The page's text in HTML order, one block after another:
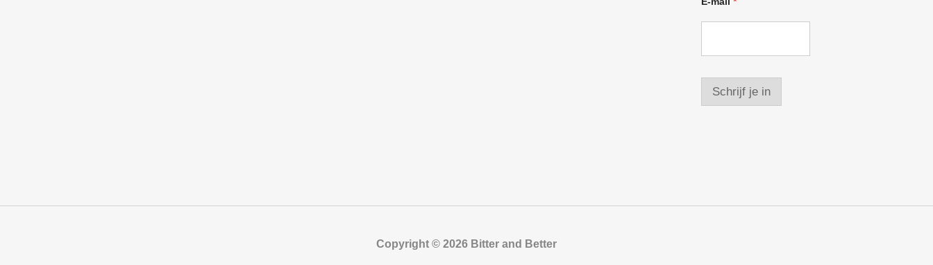
Schrijf je in
Copyright © 2026 Bitter and Better